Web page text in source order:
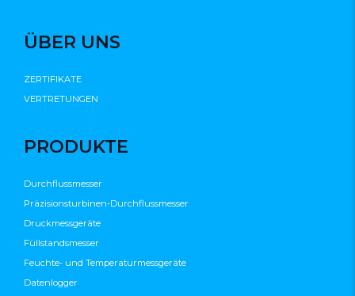
ÜBER UNS
ZERTIFIKATE
VERTRETUNGEN
PRODUKTE
Durchflussmesser
Präzisionsturbinen-Durchflussmesser
Druckmessgeräte
Füllstandsmesser
Feuchte- und Temperaturmessgeräte
Datenlogger